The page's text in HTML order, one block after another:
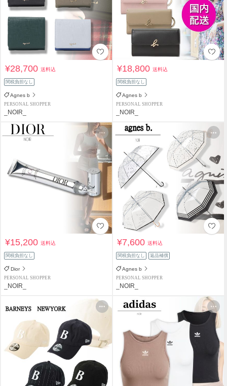
¥28,700送料込
関税負担なし
Agnes b
PERSONAL SHOPPER
_NOIR_
¥18,800送料込
関税負担なし
Agnes b
PERSONAL SHOPPER
_NOIR_
¥15,200送料込
関税負担なし
Dior
PERSONAL SHOPPER
_NOIR_
¥7,600送料込
関税負担なし 返品補償
Agnes b
PERSONAL SHOPPER
_NOIR_